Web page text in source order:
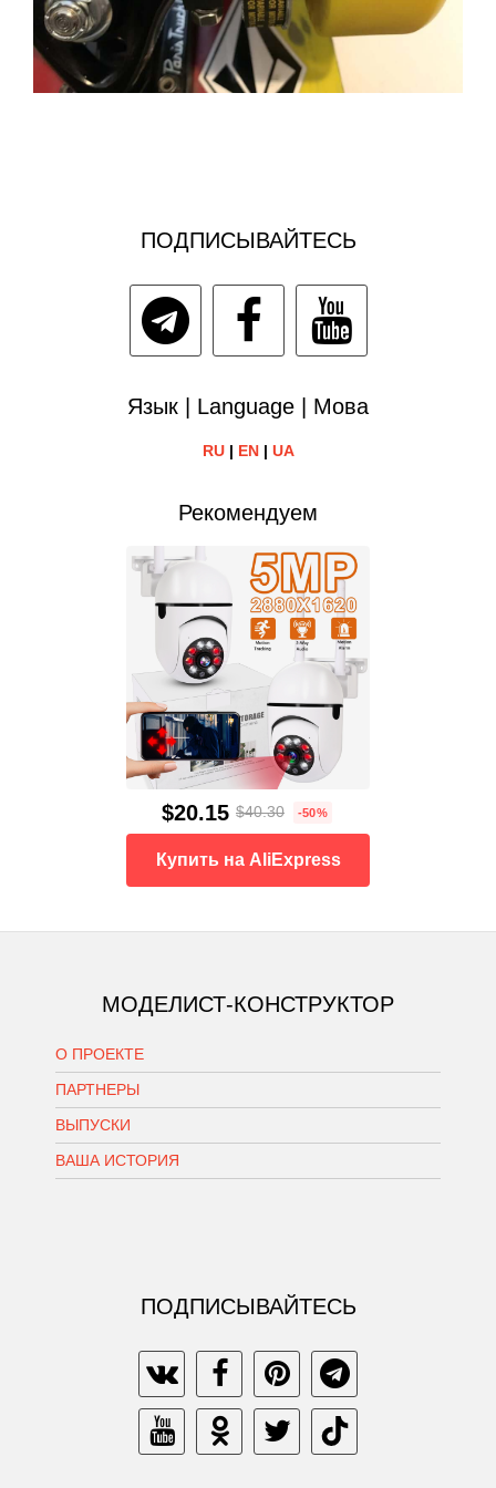
ПОДПИСЫВАЙТЕСЬ
Язык | Language | Мова
RU| EN| UA
Рекомендуем
$20.15 $40.30 -50%
Купить на AliExpress
МОДЕЛИСТ-КОНСТРУКТОР
О ПРОЕКТЕ
ПАРТНЕРЫ
ВЫПУСКИ
ВАША ИСТОРИЯ
ПОДПИСЫВАЙТЕСЬ